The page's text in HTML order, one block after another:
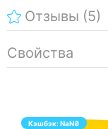
Отзывы (5)
Свойства
Кэшбэк:NaN₴